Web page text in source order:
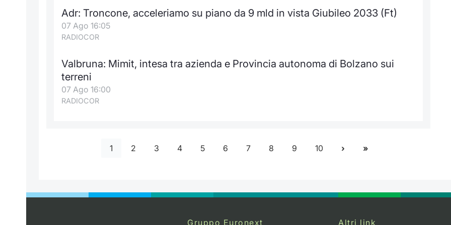
Adr: Troncone, acceleriamo su piano da 9 mld in vista Giubileo 2033 (Ft)
07 Ago 16:05
RADIOCOR
Valbruna: Mimit, intesa tra azienda e Provincia autonoma di Bolzano sui
terreni
07 Ago 16:00
RADIOCOR
1 2 3 4 5 6 7 8 9 10
Gruppo Euronext Altri link